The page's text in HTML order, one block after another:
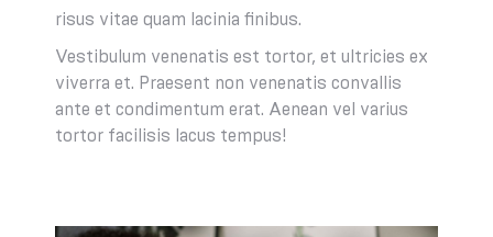
risus vitae quam lacinia finibus.
Vestibulum venenatis est tortor, et ultricies ex
viverra et. Praesent non venenatis convallis
ante et condimentum erat. Aenean vel varius
tortor facilisis lacus tempus!